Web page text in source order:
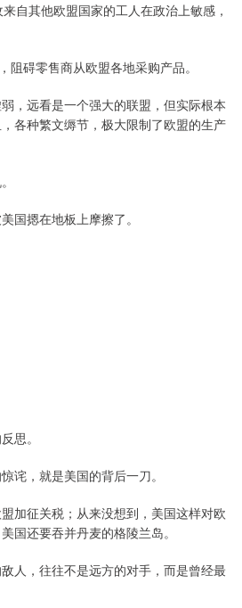
自其他欧盟国家的工人在政治上敏感，
阻碍零售商从欧盟各地采购产品。
，远看是一个强大的联盟，但实际根本
各种繁文缛节，极大限制了欧盟的生产
国摁在地板上摩擦了。
思。
诧，就是美国的背后一刀。
加征关税；从来没想到，美国这样对欧
国还要吞并丹麦的格陵兰岛。
人，往往不是远方的对手，而是曾经最